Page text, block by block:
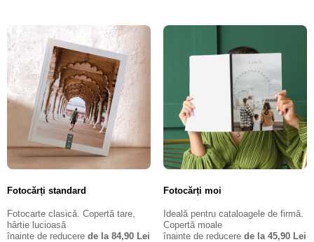
Fotocărți standard
Fotocarte clasică. Copertă tare,
hârtie lucioasă
înainte de reducere de la 84,90 Lei
Fotocărți moi
Ideală pentru cataloagele de firmă.
Copertă moale
înainte de reducere de la 45,90 Lei